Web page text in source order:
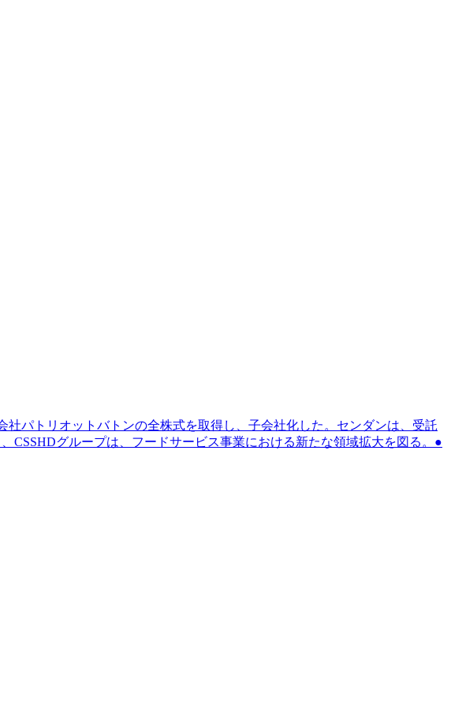
パトリオットバトンの全株式を取得し、子会社化した。センダンは、受託
グループは、フードサービス事業における新たな領域拡大を図る。●